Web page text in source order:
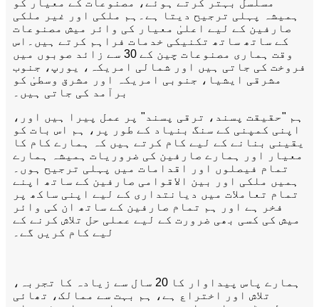
مسلسل بہتر کرتے ہوئے، مصنوعات کے معیار کو
ہمیشہ پہلی ترجیح دیتا ہے۔ہم ملکی اور غیر ملکی
صارفین کے لیے اعلیٰ معیار کی وائر میش مصنوعات
کے ساتھ ساتھ تکنیکی خدمات فراہم کرتے ہیں۔اس
وقت ہماری مصنوعات چین کے 30 سے ​​زائد صوبوں میں
فروخت کی جاتی ہیں اور شمالی امریکہ، یورپ، جنوب
مشرقی ایشیا، جنوبی امریکہ اور مشرق وسطیٰ کو
برآمد کی جاتی ہیں۔
ہم "حقیقت پسند، ترقی پسند" پر عمل پیرا ہیں اور،
اپنی کمپنی کے سنگ بنیاد کے طور پر، ہم اس بات کو
یقینی بنانے کے لیے کام کرتے ہیں کہ ہمارے کام کا
معیار اور ہمارے صارفین کی ضروریات ہمیشہ ہمارے
تمام فیصلوں اور اقدامات میں پہلی ترجیح ہوں۔
ہمیں ملکی اور بین الاقوامی صارفین کے ساتھ اپنے
تمام تعاملات میں دیانتداری کے لیے اپنی ساکھ پر
فخر ہے اور ہم تمام صارفین کے ساتھ ان کی وائر
میش کی کسی بھی ضرورت کے لیے عملی حل تلاش کرنے کے
لیے کام کریں گے۔
ہمارے پاس پیداوار کا 20 سال سے زیادہ کا تجربہ،
تلاش اور اختراع ہے، ہم بہت سے ممالک، تھائی